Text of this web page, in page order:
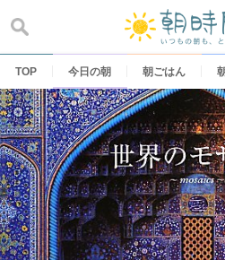
content
TOP 今日の朝 朝ごはん